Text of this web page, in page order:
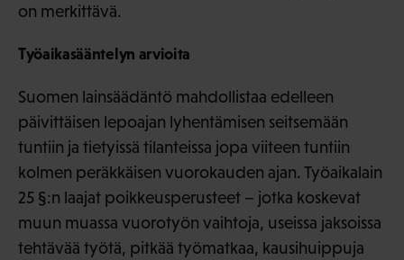
on merkittävä.
Työaikasääntelyn arvioita
Suomen lainsäädäntö mahdollistaa edelleen
päivittäisen lepoajan lyhentämisen seitsemään
tuntiin ja tietyissä tilanteissa jopa viiteen tuntiin
kolmen peräkkäisen vuorokauden ajan. Työaikalain
25 §:n laajat poikkeusperusteet – jotka koskevat
muun muassa vuorotyön vaihtoja, useissa jaksoissa
tehtävää työtä, pitkää työmatkaa, kausihuippuja